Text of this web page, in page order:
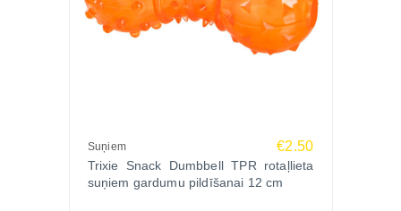
Suņiem €2.50
Trixie Snack Dumbbell TPR rotaļlieta
suņiem gardumu pildīšanai 12 cm